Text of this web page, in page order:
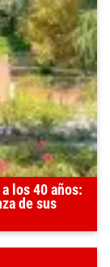
los 40 años:
de sus